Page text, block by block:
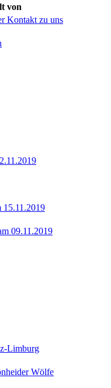
von
Kontakt zu uns
15.11.2019
09.11.2019
Limburg
Wölfe